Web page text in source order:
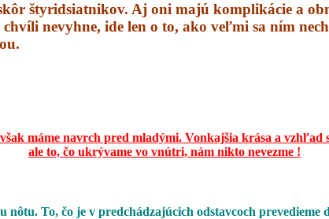
štyridsiatnikov. Aj oni majú komplikácie a
nevyhne, ide len o to, ako veľmi sa ním
máme navrch pred mladými. Vonkajšia krása a vzhľad
ale to, čo ukrývame vo vnútri, nám nikto nevezme !
nôtu. To, čo je v predchádzajúcich odstavcoch